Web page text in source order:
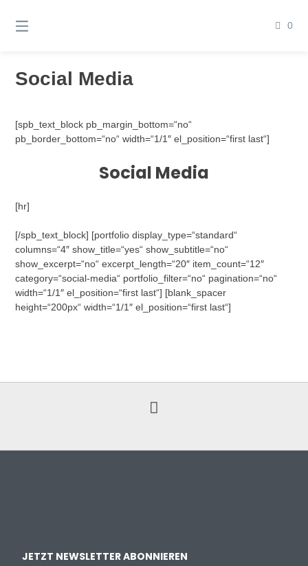
zum
0
Social Media
[spb_text_block pb_margin_bottom=“no“
pb_border_bottom=“no“ width=“1/1″ el_position=“first last“]
Social Media
[hr]
[/spb_text_block] [portfolio display_type=“standard“
columns=“4″ show_title=“yes“ show_subtitle=“no“
show_excerpt=“no“ excerpt_length=“20″ item_count=“12″
category=“social-media“ portfolio_filter=“no“ pagination=“no“
width=“1/1″ el_position=“first last“] [blank_spacer
height=“200px“ width=“1/1″ el_position=“first last“]
JETZT NEWSLETTER ABONNIEREN